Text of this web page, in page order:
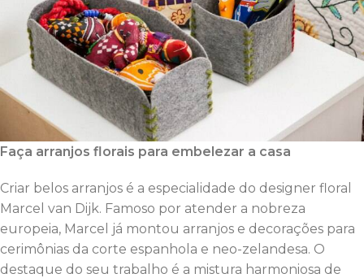
Faça arranjos florais para embelezar a casa
Criar belos arranjos é a especialidade do designer floral
Marcel van Dijk. Famoso por atender a nobreza
europeia, Marcel já montou arranjos e decorações para
cerimônias da corte espanhola e neo-zelandesa. O
destaque do seu trabalho é a mistura harmoniosa de